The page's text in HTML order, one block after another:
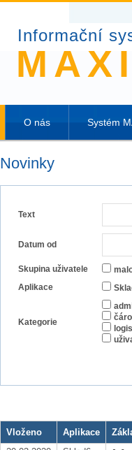
Informační
O nás Systém
Novinky
Text
Datum od
Skupina uživatele
Aplikace
Kategorie
Vloženo Aplikace